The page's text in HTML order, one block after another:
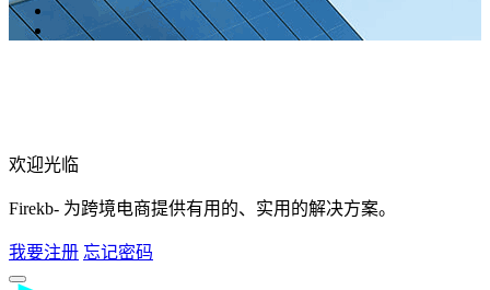
欢迎光临
Firekb- 为跨境电商提供有用的、实用的解决方案。
我要注册 忘记密码